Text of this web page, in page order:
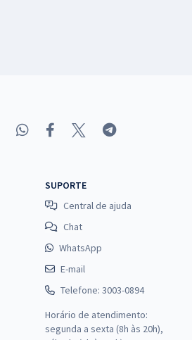
SUPORTE
Central de ajuda
Chat
WhatsApp
E-mail
Telefone: 3003-0894
Horário de atendimento:
segunda a sexta (8h às 20h),